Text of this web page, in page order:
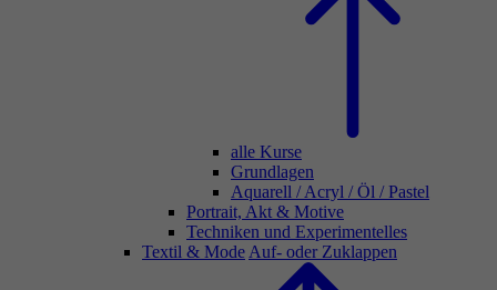
alle Kurse
Grundlagen
Aquarell / Acryl / Öl / Pastel
Portrait, Akt & Motive
Techniken und Experimentelles
Textil & Mode Auf- oder Zuklappen